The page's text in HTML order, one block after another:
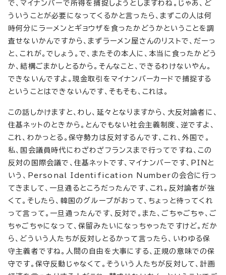
で、マイナンバーで所得を捕捉しようとしますわね。じゃあ、ど
ういうことが必要になってくるかと言ったら、まずこの人は何
時何分にラーメンとギョウザを食ったかどうかということを調
査せないかんですから、まずラーメン屋さんのリストで、だーっ
と、これが。でしょう。で、またその本人に、本当に食ったかどう
か、結構ごまかしとるから。そんなこと、できるわけないやん。
できないんですよ。現金取引をマイナンバーカードで捕捉する
ということはできないんです、そもそも、これは。
この話しかけますと、わし、延々となりますから、大反対論者に、
住基ネットのときから。とんでもない社会主義制度、逆ですよ、
これ、わかっとる。保守勢力は反対するんです、これ、外国で。
私、国会議員時代にわざわざフランスまで行ってですね、この
反対の国際会議で、住基ネットです、マイナンバーです、PINと
いう、Personal Identification Numberの会合に行っ
てきまして、一旦通るところだったんです、これ。反対論者が強
くて。そしたら、韓国のグループがおって、ちょっと待ってくれ
って言って。一旦通ったんです、反対で。また、ごちゃごちゃ、ご
ちゃごちゃになって、保留みたいになっちゃったですけど。だか
ら、どういう人たちが反対しとるかって言ったら、いわゆる保
守主義者ですね。人間の自由を大事にする、正規の意味での保
守です。保守反動じゃなくて。そういう人たちが反対して、計画